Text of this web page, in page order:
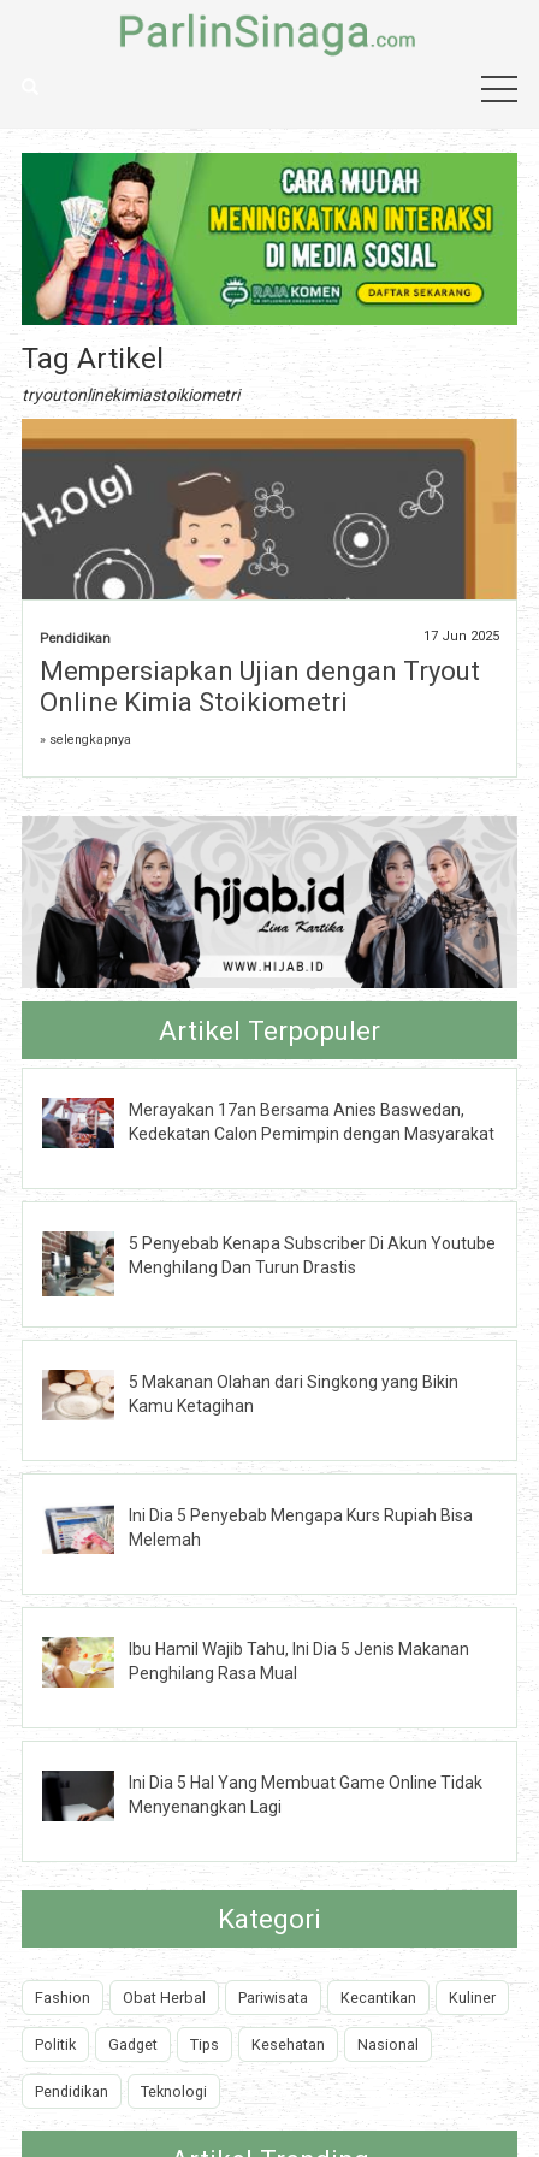
Tag Artikel
tryoutonlinekimiastoikiometri
Pendidikan 17 Jun 2025
Mempersiapkan Ujian dengan Tryout
Online Kimia Stoikiometri
» selengkapnya
Artikel Terpopuler
Merayakan 17an Bersama Anies Baswedan,
Kedekatan Calon Pemimpin dengan Masyarakat
5 Penyebab Kenapa Subscriber Di Akun Youtube
Menghilang Dan Turun Drastis
5 Makanan Olahan dari Singkong yang Bikin
Kamu Ketagihan
Ini Dia 5 Penyebab Mengapa Kurs Rupiah Bisa
Melemah
Ibu Hamil Wajib Tahu, Ini Dia 5 Jenis Makanan
Penghilang Rasa Mual
Ini Dia 5 Hal Yang Membuat Game Online Tidak
Menyenangkan Lagi
Kategori
Fashion Obat Herbal Pariwisata Kecantikan Kuliner
Politik Gadget Tips Kesehatan Nasional
Pendidikan Teknologi